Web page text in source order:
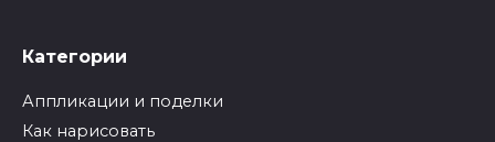
Категории
Аппликации и поделки
Как нарисовать